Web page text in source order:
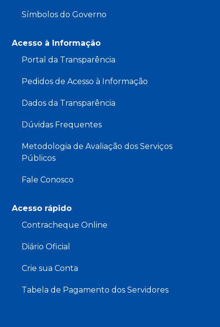
Símbolos do Governo
Acesso à Informação
Portal da Transparência
Pedidos de Acesso à Informação
Dados da Transparência
Dúvidas Frequentes
Metodologia de Avaliação dos Serviços
Públicos
Fale Conosco
Acesso rápido
Contracheque Online
Diário Oficial
Crie sua Conta
Tabela de Pagamento dos Servidores